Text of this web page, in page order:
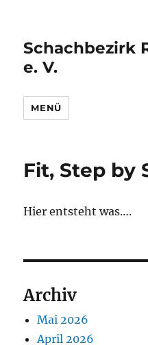
Schachbezirk
e. V.
MENÜ
Fit, Step by
Hier entsteht was….
Archiv
Mai 2026
April 2026